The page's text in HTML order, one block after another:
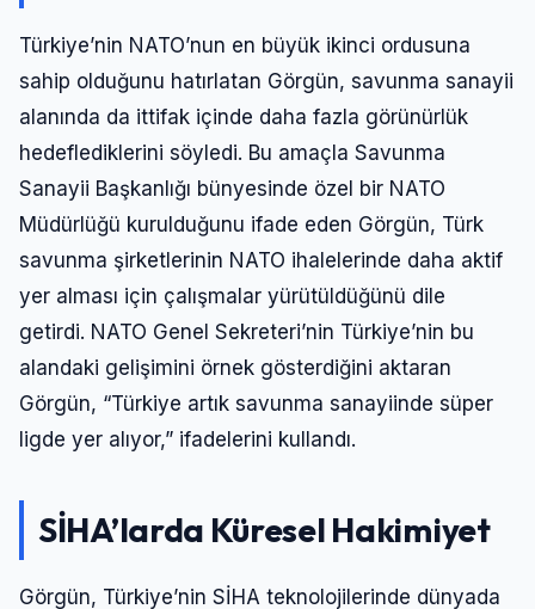
Türkiye’nin NATO’nun en büyük ikinci ordusuna
sahip olduğunu hatırlatan Görgün, savunma sanayii
alanında da ittifak içinde daha fazla görünürlük
hedeflediklerini söyledi. Bu amaçla Savunma
Sanayii Başkanlığı bünyesinde özel bir NATO
Müdürlüğü kurulduğunu ifade eden Görgün, Türk
savunma şirketlerinin NATO ihalelerinde daha aktif
yer alması için çalışmalar yürütüldüğünü dile
getirdi. NATO Genel Sekreteri’nin Türkiye’nin bu
alandaki gelişimini örnek gösterdiğini aktaran
Görgün, “Türkiye artık savunma sanayiinde süper
ligde yer alıyor,” ifadelerini kullandı.
SİHA’larda Küresel Hakimiyet
Görgün, Türkiye’nin SİHA teknolojilerinde dünyada